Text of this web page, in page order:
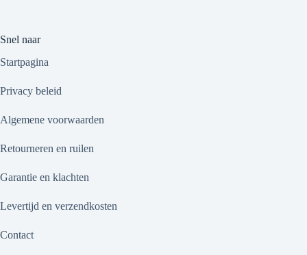
Snel naar
Startpagina
Privacy beleid
Algemene voorwaarden
Retourneren en ruilen
Garantie en klachten
Levertijd en verzendkosten
Contact